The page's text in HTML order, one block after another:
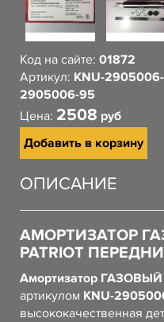
Код на сайте: 01872
Артикул: KNU-
2905006-95
Цена: 2508 руб
Добавить в корзину
ОПИСАНИЕ
АМОРТИЗАТОР
PATRIOT
Амортизатор ГАЗОВЫЙ
артикулом KNU-
высококачественная